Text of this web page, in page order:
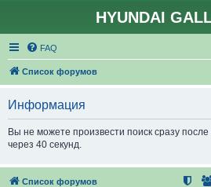
HYUNDAI
FAQ
Список форумов
Информация
Вы не можете произвести поиск сразу
через 40 секунд.
Список форумов